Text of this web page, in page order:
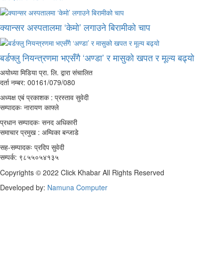
क्यान्सर अस्पतालमा ‘केमो’ लगाउने बिरामीको चाप
बर्डफ्लु नियन्त्रणमा भएसँगै ‘अण्डा’ र मासुको खपत र मूल्य बढ्यो
अयोध्या मिडिया प्रा. लि. द्वारा संचालित
दर्ता नम्बर: 00161/079/080
अध्यक्ष एबं प्रकाशक : प्रस्ताव सुवेदी
सम्पादकः नारायण काफ्ले
प्रधान सम्पादकः सनद अधिकारी
समाचार प्रमुख : अम्विका बन्जाडे
सह-सम्पादकः प्रदिप सुवेदी
सम्पर्क: ९८५५०५४१३५
Copyrights © 2022 Click Khabar All Rights Reserved
Developed by: Namuna Computer